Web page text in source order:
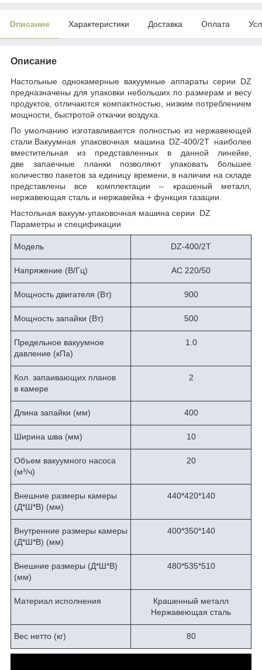
Описание Характеристики Доставка Оплата
Описание
Настольные однокамерные вакуумные аппараты серии DZ
предназначены для упаковки небольших по размерам и весу
продуктов, отличаются компактностью, низким потреблением
мощности, быстротой откачки воздуха.
По умолчанию изготавливается полностью из нержавеющей
стали.Вакуумная упаковочная машина DZ-400/2T наиболее
вместительная из представленных в данной линейке,
две запаечные планки позволяют упаковать большее
количество пакетов за единицу времени, в наличии на складе
представлены все комплектации – крашеный металл,
нержавеющая сталь и нержавейка + функция газации.
Настольная вакуум-упаковочная машина серии
DZ
Параметры и спецификации
Модель DZ-400/2T
Напряжение (В/Гц) AC 220/50
Мощность двигателя (Вт) 900
Мощность запайки (Вт) 500
Предельное вакуумное
давление (кПа)
1.0
Кол. запаивающих планов
в камере
2
Длина запайки (мм) 400
Ширина шва (мм) 10
Объем вакуумного насоса
(м³/ч)
20
Внешние размеры камеры
(Д*Ш*В) (мм)
440*420*140
Внутренние размеры камеры
(Д*Ш*В) (мм)
400*350*140
Внешние размеры (Д*Ш*В)
(мм)
480*535*510
Материал исполнения
Крашенный металл
Нержавеющая сталь
Вес нетто (кг) 80